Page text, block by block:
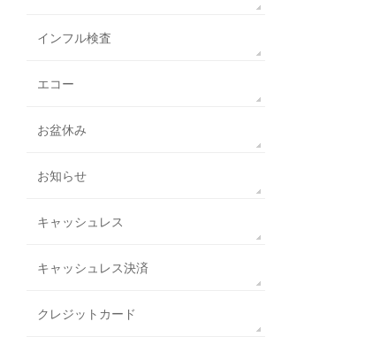
インフル検査
エコー
お盆休み
お知らせ
キャッシュレス
キャッシュレス決済
クレジットカード